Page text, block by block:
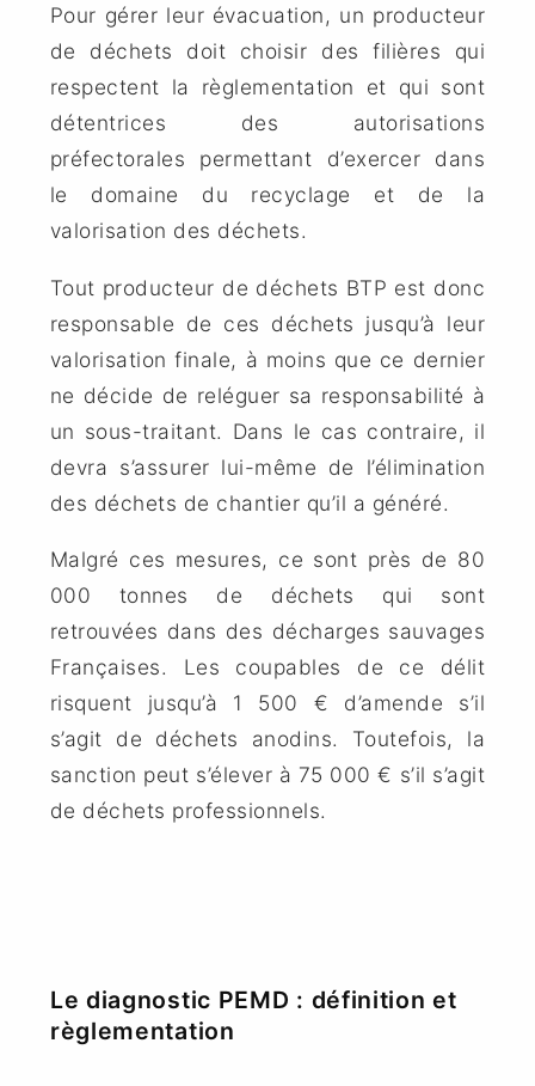
Pour gérer leur évacuation, un producteur
de déchets doit choisir des filières qui
respectent la règlementation et qui sont
détentrices des autorisations
préfectorales permettant d’exercer dans
le domaine du recyclage et de la
valorisation des déchets.
Tout producteur de déchets BTP est donc
responsable de ces déchets jusqu’à leur
valorisation finale, à moins que ce dernier
ne décide de reléguer sa responsabilité à
un sous-traitant. Dans le cas contraire, il
devra s’assurer lui-même de l’élimination
des déchets de chantier qu’il a généré.
Malgré ces mesures, ce sont près de 80
000 tonnes de déchets qui sont
retrouvées dans des décharges sauvages
Françaises. Les coupables de ce délit
risquent jusqu’à 1 500 € d’amende s’il
s’agit de déchets anodins. Toutefois, la
sanction peut s’élever à 75 000 € s’il s’agit
de déchets professionnels.
Le diagnostic PEMD : définition et
règlementation